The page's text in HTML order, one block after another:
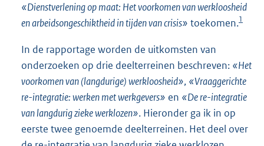
«Dienstverlening op maat: Het voorkomen van werkloosheid
en arbeidsongeschiktheid in tijden van crisis» toekomen.1
In de rapportage worden de uitkomsten van
onderzoeken op drie deelterreinen beschreven: «Het
voorkomen van (langdurige) werkloosheid», «Vraaggerichte
re-integratie: werken met werkgevers» en «De re-integratie
van langdurig zieke werklozen». Hieronder ga ik in op
eerste twee genoemde deelterreinen. Het deel over